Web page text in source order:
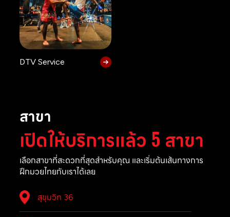
DTV Service
สาขา
เปิดให้บริการแล้ว 5 สาขา
เลือกสาขาที่สะดวกที่สุดสำหรับคุณ และเริ่มต้นเส้นทางการ
ฝึกมวยไทยกับเราได้เลย
สุขุมวิท 36